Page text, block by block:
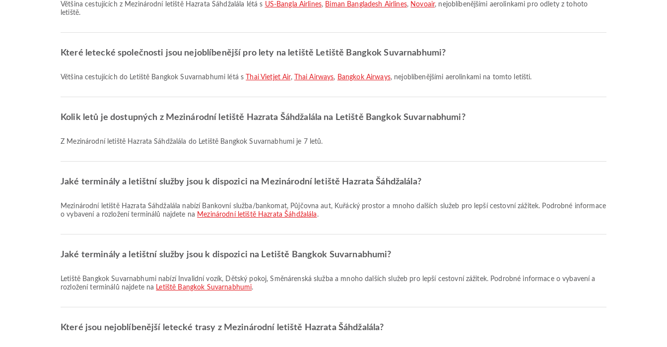
Většina cestujících z Mezinárodní letiště Hazrata Šáhdžalála létá s US-Bangla Airlines, Biman Bangladesh Airlines, Novoair, nejoblíbenějšími aerolinkami pro odlety z tohoto
letiště.
Které letecké společnosti jsou nejoblíbenější pro lety na letiště Letiště Bangkok Suvarnabhumi?
Většina cestujících do Letiště Bangkok Suvarnabhumi létá s Thai Vietjet Air, Thai Airways, Bangkok Airways, nejoblíbenějšími aerolinkami na tomto letišti.
Kolik letů je dostupných z Mezinárodní letiště Hazrata Šáhdžalála na Letiště Bangkok Suvarnabhumi?
Z Mezinárodní letiště Hazrata Šáhdžalála do Letiště Bangkok Suvarnabhumi je 7 letů.
Jaké terminály a letištní služby jsou k dispozici na Mezinárodní letiště Hazrata Šáhdžalála?
Mezinárodní letiště Hazrata Šáhdžalála nabízí Bankovní služba/bankomat, Půjčovna aut, Kuřácký prostor a mnoho dalších služeb pro lepší cestovní zážitek. Podrobné informace
o vybavení a rozložení terminálů najdete na Mezinárodní letiště Hazrata Šáhdžalála .
Jaké terminály a letištní služby jsou k dispozici na Letiště Bangkok Suvarnabhumi?
Letiště Bangkok Suvarnabhumi nabízí Invalidní vozík, Dětský pokoj, Směnárenská služba a mnoho dalších služeb pro lepší cestovní zážitek. Podrobné informace o vybavení a
rozložení terminálů najdete na Letiště Bangkok Suvarnabhumi.
Které jsou nejoblíbenější letecké trasy z Mezinárodní letiště Hazrata Šáhdžalála?